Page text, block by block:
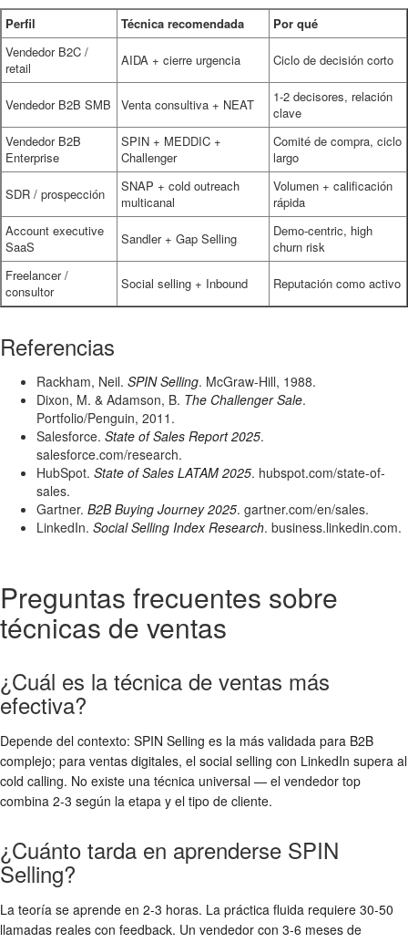
Perfil Técnica recomendada
Por qué
Vendedor B2C /
retail
AIDA + cierre urgencia Ciclo de decisión corto
Vendedor B2B SMB Venta consultiva + NEAT
1-2 decisores, relación
clave
Vendedor B2B
Enterprise
SPIN + MEDDIC +
Challenger
Comité de compra, ciclo
largo
SDR / prospección
SNAP + cold outreach
multicanal
Volumen + calificación
rápida
Account executive
SaaS
Sandler + Gap Selling
Demo-centric, high
churn risk
Freelancer /
consultor
Social selling + Inbound Reputación como activo
Referencias
Rackham, Neil. SPIN Selling. McGraw-Hill, 1988.
Dixon, M. & Adamson, B. The Challenger Sale.
Portfolio/Penguin, 2011.
Salesforce. State of Sales Report 2025.
salesforce.com/research.
HubSpot. State of Sales LATAM 2025. hubspot.com/state-of-
sales.
Gartner. B2B Buying Journey 2025. gartner.com/en/sales.
LinkedIn. Social Selling Index Research. business.linkedin.com.
Preguntas frecuentes sobre
técnicas de ventas
¿Cuál es la técnica de ventas más
efectiva?
Depende del contexto: SPIN Selling es la más validada para B2B
complejo; para ventas digitales, el social selling con LinkedIn supera al
cold calling. No existe una técnica universal — el vendedor top
combina 2-3 según la etapa y el tipo de cliente.
¿Cuánto tarda en aprenderse SPIN
Selling?
La teoría se aprende en 2-3 horas. La práctica fluida requiere 30-50
llamadas reales con feedback. Un vendedor con 3-6 meses de